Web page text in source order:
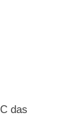
das